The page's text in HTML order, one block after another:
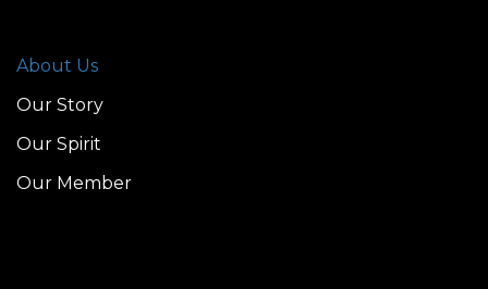
About Us
Our Story
Our Spirit
Our Member